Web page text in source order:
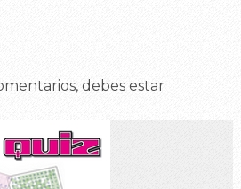
debes estar